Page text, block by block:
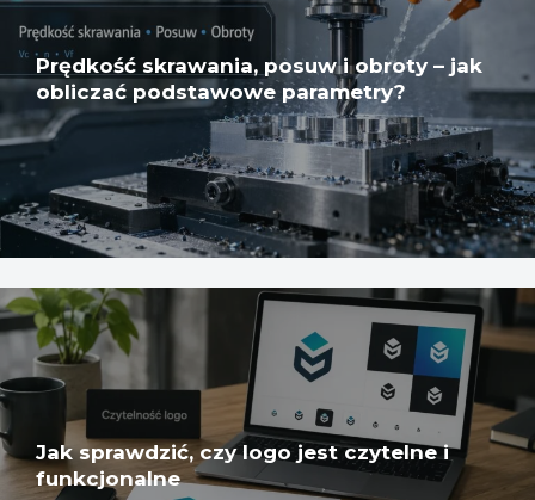
Prędkość skrawania, posuw i obroty – jak
obliczać podstawowe parametry?
Jak sprawdzić, czy logo jest czytelne i
funkcjonalne